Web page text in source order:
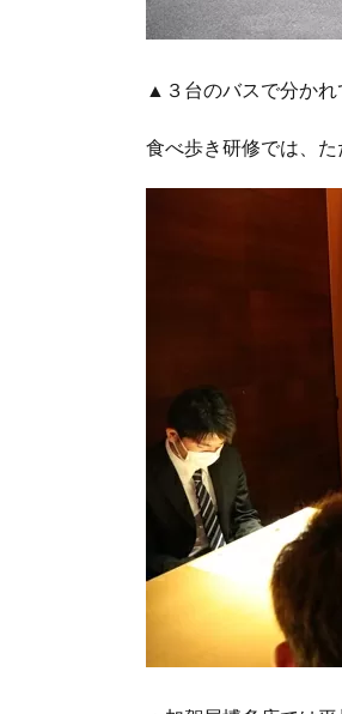
▲３台のバスで分かれ
食べ歩き研修では、